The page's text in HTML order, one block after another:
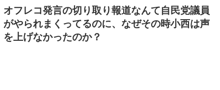
オフレコ発言の切り取り報道なんて自民党議員
がやられまくってるのに、なぜその時小西は声
を上げなかったのか？